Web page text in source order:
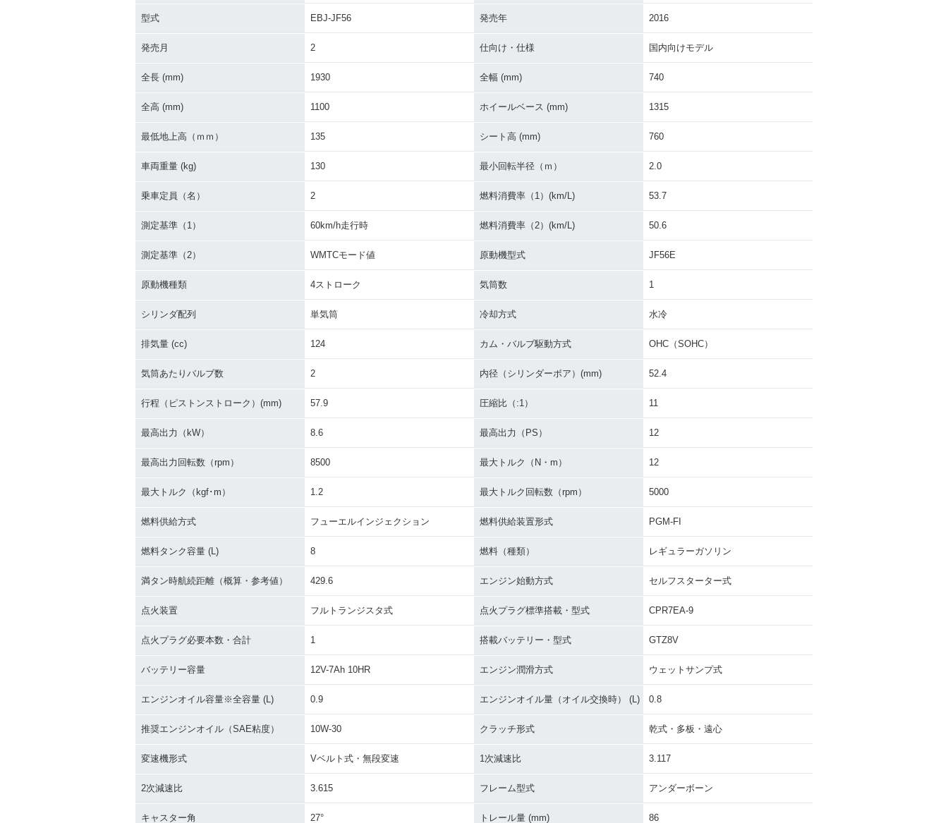
ルチェンジ
dition・特別・限定仕様
型式 EBJ-JF56 発売年 2016
発売月 2 仕向け・仕様 国内向けモデル
全長 (mm) 1930 全幅 (mm) 740
全高 (mm) 1100 ホイールベース (mm) 1315
最低地上高（ｍｍ） 135 シート高 (mm) 760
車両重量 (kg) 130 最小回転半径（ｍ） 2.0
乗車定員（名） 2 燃料消費率（1）(km/L) 53.7
測定基準（1） 60km/h走行時 燃料消費率（2）(km/L) 50.6
測定基準（2） WMTCモード値 原動機型式 JF56E
原動機種類 4ストローク 気筒数 1
シリンダ配列 単気筒 冷却方式 水冷
排気量 (cc) 124 カム・バルブ駆動方式 OHC（SOHC）
気筒あたりバルブ数 2 内径（シリンダーボア）(mm) 52.4
行程（ピストンストローク）(mm) 57.9 圧縮比（:1） 11
最高出力（kW） 8.6 最高出力（PS） 12
最高出力回転数（rpm） 8500 最大トルク（N・m） 12
最大トルク（kgf･m） 1.2 最大トルク回転数（rpm） 5000
燃料供給方式 フューエルインジェクション 燃料供給装置形式 PGM-FI
燃料タンク容量 (L) 8 燃料（種類） レギュラーガソリン
満タン時航続距離（概算・参考値） 429.6 エンジン始動方式 セルフスターター式
点火装置 フルトランジスタ式 点火プラグ標準搭載・型式 CPR7EA-9
点火プラグ必要本数・合計 1 搭載バッテリー・型式 GTZ8V
バッテリー容量 12V-7Ah 10HR エンジン潤滑方式 ウェットサンプ式
エンジンオイル容量※全容量 (L) 0.9 エンジンオイル量（オイル交換時） (L) 0.8
推奨エンジンオイル（SAE粘度） 10W-30 クラッチ形式 乾式・多板・遠心
変速機形式 Vベルト式・無段変速 1次減速比 3.117
2次減速比 3.615 フレーム型式 アンダーボーン
キャスター角 27° トレール量 (mm) 86